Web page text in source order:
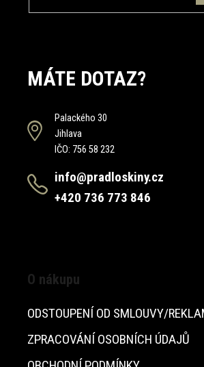
MÁTE DOTAZ?
Palackého 30
Jihlava
IČO: 756 58 232
info@pradloskiny.cz
+420 736 773 846
O nákupu
ODSTOUPENÍ OD SMLOUVY/
ZPRACOVÁNÍ OSOBNÍCH ÚDAJŮ